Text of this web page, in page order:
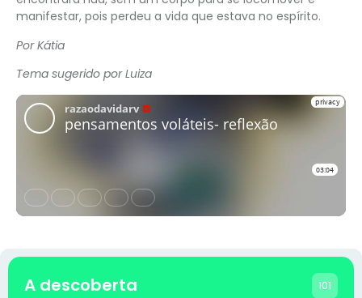
manifestar, pois perdeu a vida que estava no espírito.
Por Kátia
Tema sugerido por Luiza
A descoberta 101